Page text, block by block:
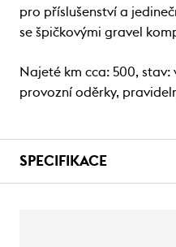
pro příslušenství a
se špičkovými gravel
Najeté km cca: 500,
provozní oděrky,
SPECIFIKACE